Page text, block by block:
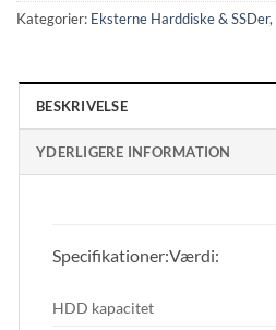
Kategorier: Eksterne Harddiske & SSDer,
BESKRIVELSE
YDERLIGERE INFORMATION
Specifikationer:Værdi:
HDD kapacitet